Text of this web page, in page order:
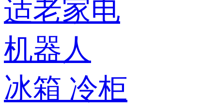
适老家电
机器人
冰箱 冷柜